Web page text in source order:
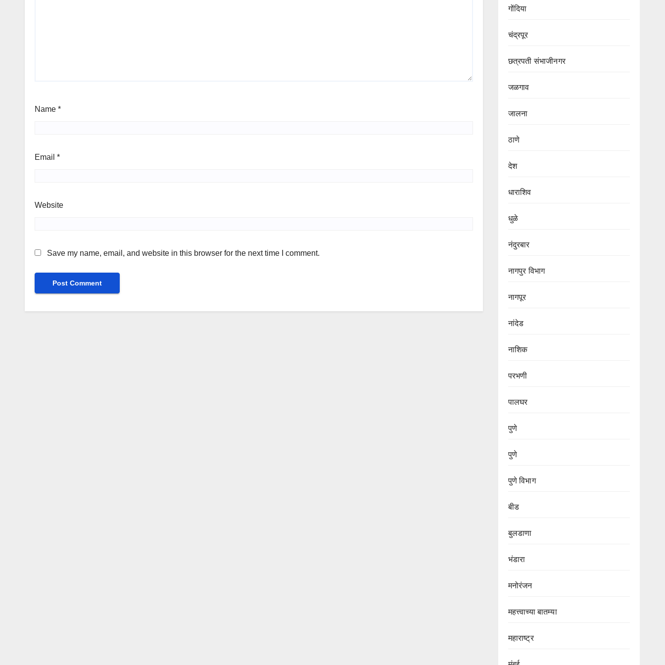
Name *
Email *
Website
Save my name, email, and website in this browser for the next time I comment.
गोंदिया
चंद्रपूर
छत्रपती संभाजीनगर
जळगाव
जालना
ठाणे
देश
धाराशिव
धुळे
नंदुरबार
नागपुर‌ विभाग‌
नागपूर
नांदेड
नाशिक
परभणी
पालघर
पुणे
पुणे
पुणे विभाग‌
बीड
बुलडाणा
भंडारा
मनोरंजन
महत्त्वाच्या बातम्या
महाराष्ट्र